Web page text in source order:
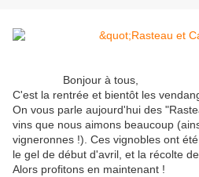
Bonjour à tous,
C'est la rentrée et bientôt les
On vous parle aujourd'hui des
vins que nous aimons beaucoup
vigneronnes !). Ces vignobles ont
le gel de début d'avril, et la récolte
Alors profitons en maintenant !